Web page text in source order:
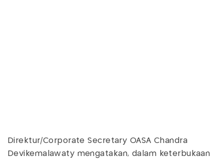
Direktur/Corporate Secretary OASA Chandra
Devikemalawaty mengatakan, dalam keterbukaan